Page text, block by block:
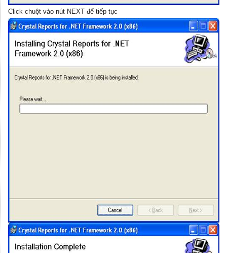
Click chuột vào nút NEXT để tiếp tục